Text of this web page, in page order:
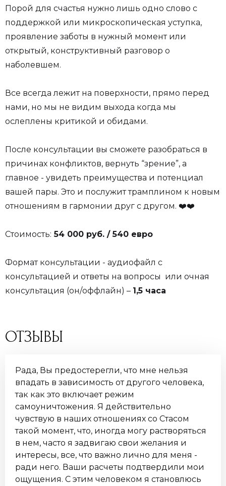
Порой для счастья нужно лишь одно слово с
поддержкой или микроскопическая уступка,
проявление заботы в нужный момент или
открытый, конструктивный разговор о
наболевшем.
Все всегда лежит на поверхности, прямо перед
нами, но мы не видим выхода когда мы
ослеплены критикой и обидами.
После консультации вы сможете разобраться в
причинах конфликтов, вернуть “зрение”, а
главное - увидеть преимущества и потенциал
вашей пары. Это и послужит трамплином к новым
отношениям в гармонии друг с другом. ❤️❤️
Стоимость: 54 000 руб. / 540 евро
Формат консультации - аудиофайл с
консультацией и ответы на вопросы или очная
консультация (он/оффлайн) – 1,5 часа
ОТЗЫВЫ
Рада, Вы предостерегли, что мне нельзя
впадать в зависимость от другого человека,
так как это включает режим
самоуничтожения. Я действительно
чувствую в наших отношениях со Стасом
такой момент, что, иногда могу растворяться
в нем, часто я задвигаю свои желания и
интересы, все, что важно лично для меня -
ради него. Ваши расчеты подтвердили мои
ощущения. С этим человеком я становлюсь